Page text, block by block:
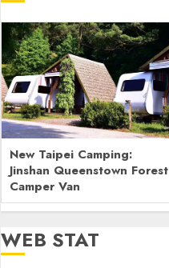
New Taipei Camping:
Jinshan Queenstown Forest
Camper Van
WEB STAT